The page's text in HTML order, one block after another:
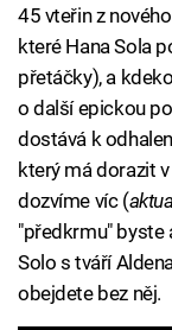
45 vteřin z
které Hana Sola
přetáčky), a
o další epickou
dostává k
který má dorazit
dozvíme víc (
"předkrmu" byste
Solo s tváří
obejdete bez něj.